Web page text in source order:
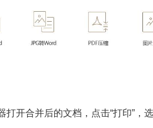
打开合并后的文档，点击“打印”，